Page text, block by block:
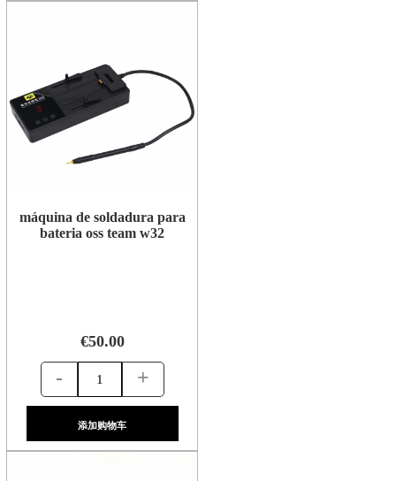
máquina de soldadura para
bateria oss team w32
€50.00
- +
添加购物车